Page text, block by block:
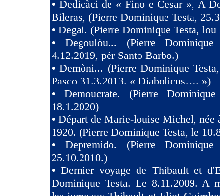
• Dedicàci de « Fino e Cesar », A
Bileras, (Pierre Dominique Testa,
• Degai. (Pierre Dominique Testa, lou
• Degoulòu... (Pierre
4.12.2019, pèr Santo Barbo.)
•Demòni... (Pierre Dominique
Pasco 31.3.2013. « Diabolicus…. »)
• Demoucrate. (Pierre
18.1.2020)
• Départ de Marie-louise Michel, née
1920. (Pierre Dominique Testa, le
• Depremido. (Pierre
25.10.2010.)
•Dernier voyage de Thibault et
Dominique Testa. Le 8.11.2009. A